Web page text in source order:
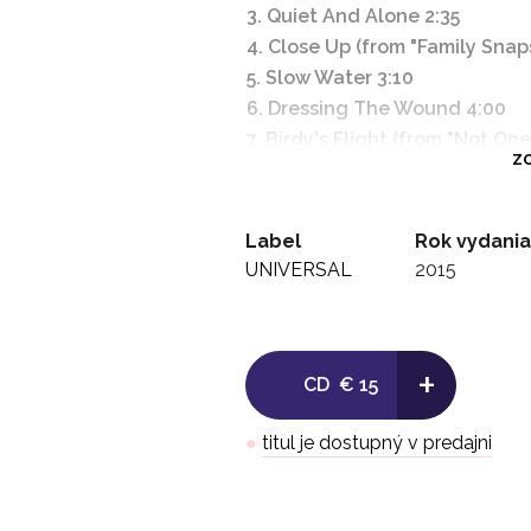
3. Quiet And Alone 2:35
4. Close Up (from "Family
5. Slow Water 3:10
6. Dressing The Wound 4:00
7. Birdy's Flight (from "Not One
10. Sketchpad With Trumpet
11. Under Lock And Key (from
12. Powerhouse At The Foot
Label
UNIVERSAL
Rok vydania
2015
CD € 15 +
● titul je dostupný v predajni